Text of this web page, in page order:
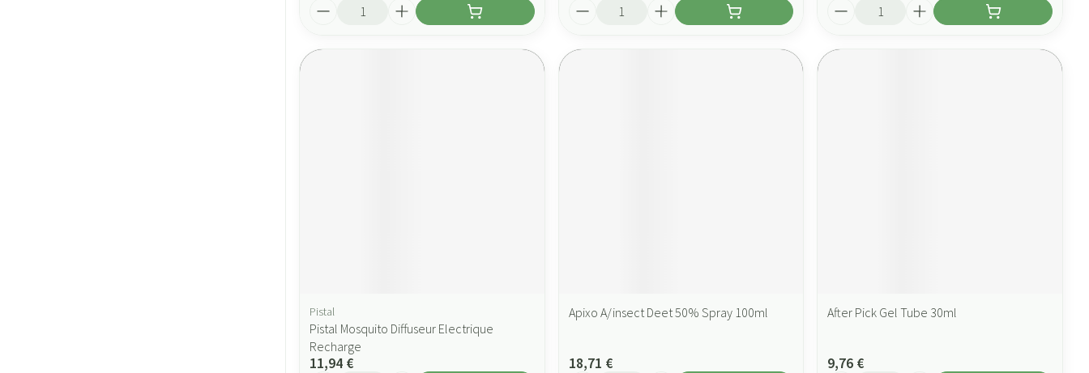
Pistal
Pistal Mosquito Diffuseur Electrique
Recharge
11,94 €
Apixo A/insect Deet 50% Spray 100ml
18,71 €
After Pick Gel Tube 30ml
9,76 €